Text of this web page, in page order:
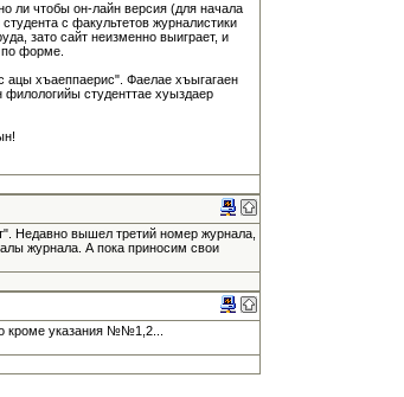
ли чтобы он-лайн версия (для начала
с факультетов журналистики
зато сайт неизменно выиграет, и
форме.
ацы хъаеппаерис". Фаелае хъыгагаен
студенттае хуыздаер
Недавно вышел третий номер журнала,
журнала. А пока приносим свои
кроме указания №№1,2...